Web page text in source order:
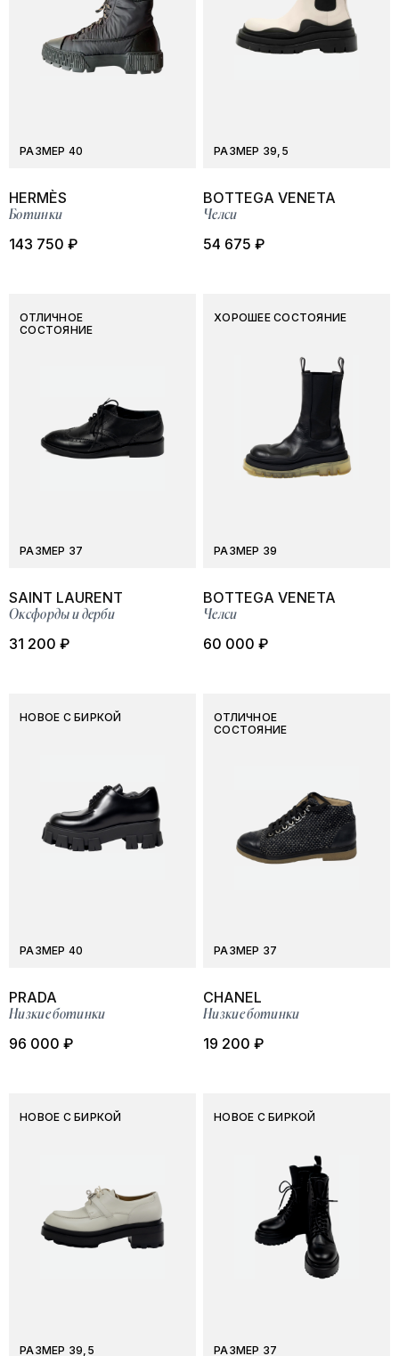
РАЗМЕР 40
HERMÈS
Ботинки
143 750 ₽
РАЗМЕР 39,5
BOTTEGA VENETA
Челси
54 675 ₽
ОТЛИЧНОЕ
СОСТОЯНИЕ
РАЗМЕР 37
SAINT LAURENT
Оксфорды и дерби
31 200 ₽
ХОРОШЕЕ СОСТОЯНИЕ
РАЗМЕР 39
BOTTEGA VENETA
Челси
60 000 ₽
НОВОЕ С БИРКОЙ
РАЗМЕР 40
PRADA
Низкие ботинки
96 000 ₽
ОТЛИЧНОЕ
СОСТОЯНИЕ
РАЗМЕР 37
CHANEL
Низкие ботинки
19 200 ₽
НОВОЕ С БИРКОЙ
РАЗМЕР 39,5
НОВОЕ С БИРКОЙ
РАЗМЕР 37